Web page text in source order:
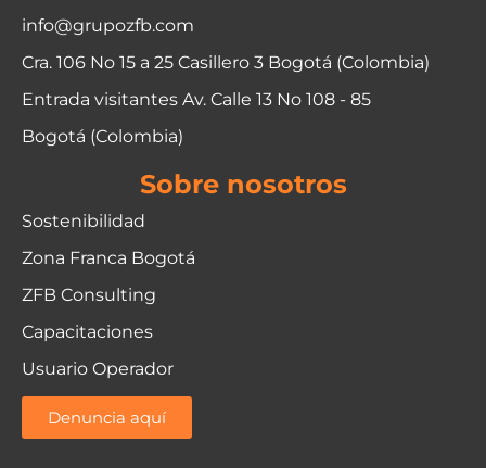
info@grupozfb.com
Cra. 106 No 15 a 25 Casillero 3 Bogotá (Colombia)
Entrada visitantes Av. Calle 13 No 108 - 85
Bogotá (Colombia)
Sobre nosotros
Sostenibilidad
Zona Franca Bogotá
ZFB Consulting
Capacitaciones
Usuario Operador
Denuncia aquí